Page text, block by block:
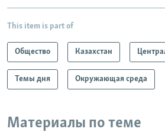
This item is part of
Общество Казахстан
Темы дня Окружающая среда
Материалы по теме